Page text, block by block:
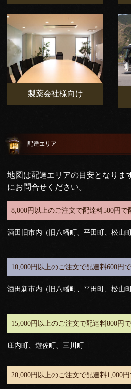
製薬会社様向け
配達エリア
地図は配達エリアの目安となりま
にお問合せください。
8,000円以上のご注文で配達料500円で
酒田旧市内（旧八幡町、平田町、松山町
10,000円以上のご注文で配達料600円
酒田新市内（旧八幡町、平田町、松山町
15,000円以上のご注文で配達料800円
庄内町、遊佐町、三川町
20,000円以上のご注文で配達料1,000